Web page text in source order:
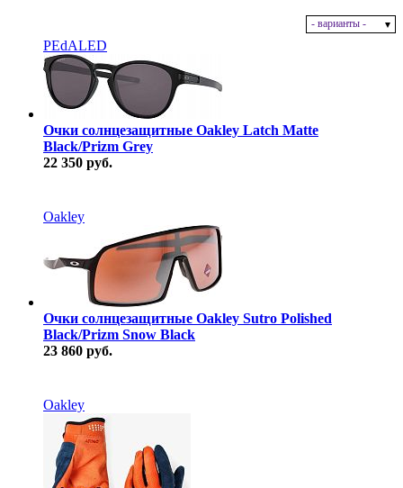
- варианты -
PEdALED
Очки солнцезащитные Oakley Latch Matte
Black/Prizm Grey
22 350 руб.
Oakley
Очки солнцезащитные Oakley Sutro Polished
Black/Prizm Snow Black
23 860 руб.
Oakley